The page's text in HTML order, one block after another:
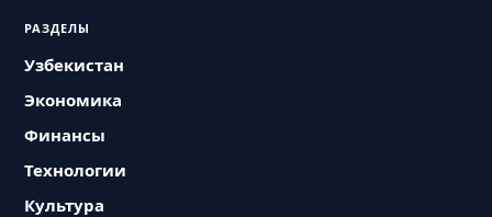
РАЗДЕЛЫ
Узбекистан
Экономика
Финансы
Технологии
Культура